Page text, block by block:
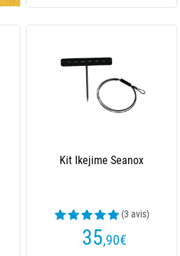
Kit Ikejime Seanox
(3 avis)
35,90€